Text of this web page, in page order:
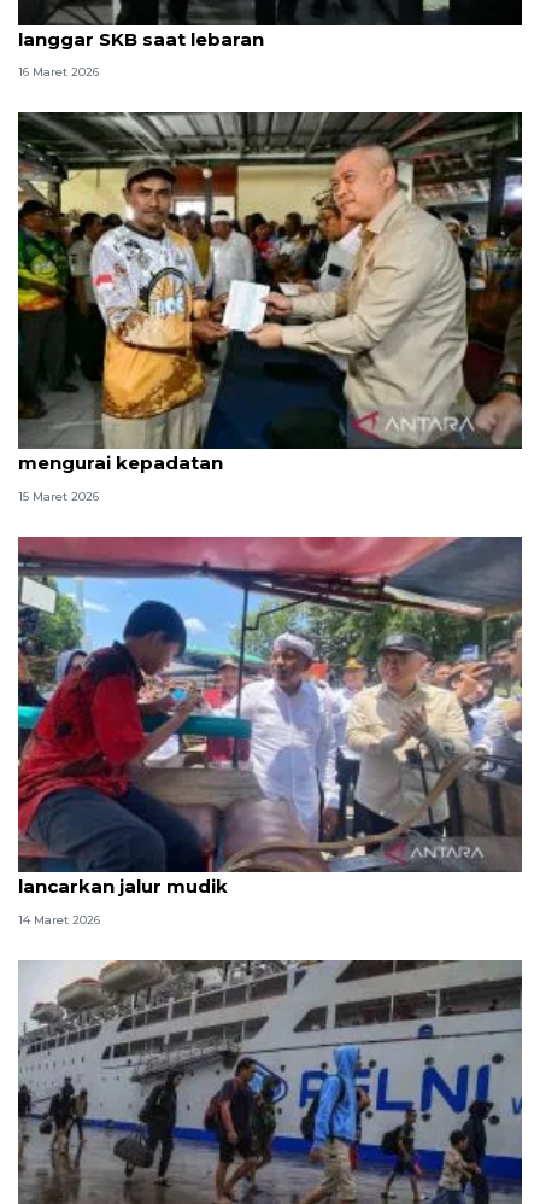
Menhub tidak akan biarkan angkutan barang
langgar SKB saat lebaran
16 Maret 2026
Menhub minta pemudik manfaatkan WFA demi
mengurai kepadatan
15 Maret 2026
Menhub sebut larangan delman beroperasi bantu
lancarkan jalur mudik
14 Maret 2026